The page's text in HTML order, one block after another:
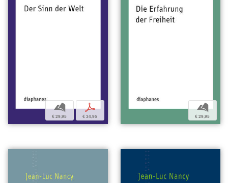
b
€ 29,95
p
€ 34,95
b
€ 29,95